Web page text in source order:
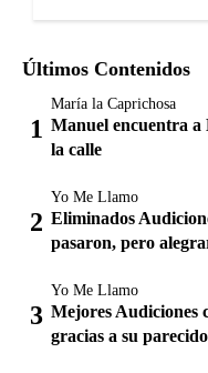
Últimos Contenidos
María la Caprichosa
Manuel encuentra a
la calle
Yo Me Llamo
Eliminados
pasaron, pero
Yo Me Llamo
Mejores Audiciones
gracias a su